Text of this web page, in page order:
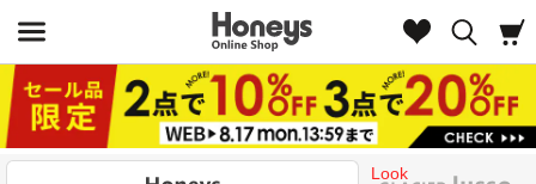
Look